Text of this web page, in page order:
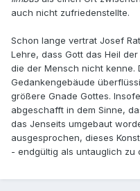
auch nicht zufriedenstellte.
Schon lange vertrat Josef
Lehre, dass Gott das Heil
die der Mensch nicht kenne.
Gedankengebäude
größere Gnade Gottes.
abgeschafft in dem Sinne,
das Jenseits umgebaut
ausgesprochen, dieses
- endgültig als untauglich zu